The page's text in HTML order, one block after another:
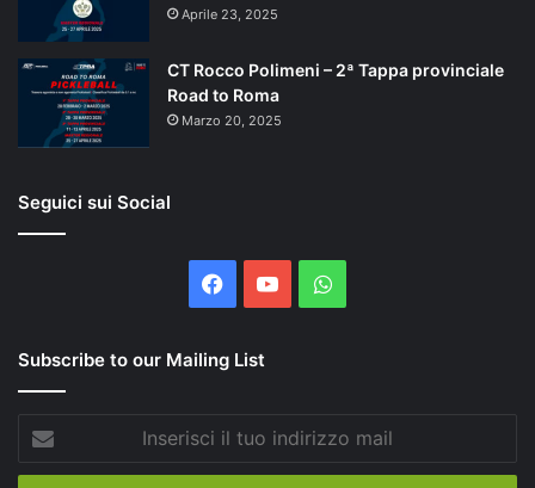
Aprile 23, 2025
CT Rocco Polimeni – 2ª Tappa provinciale
Road to Roma
Marzo 20, 2025
Seguici sui Social
Facebook
You WhatsApp
Subscribe to our Mailing List
tuo